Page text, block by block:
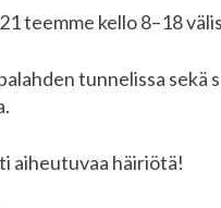
teemme kello 8–18
tunnelissa sekä
aiheutuvaa häiriötä!